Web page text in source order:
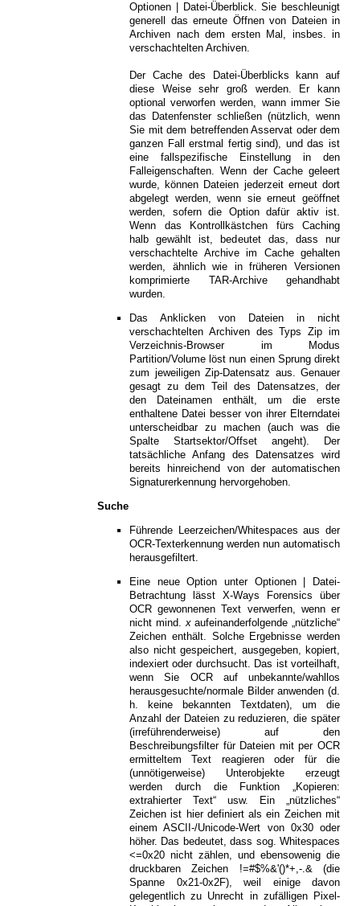
Optionen | Datei-Überblick. Sie beschleunigt
generell das erneute Öffnen von Dateien in
Archiven nach dem ersten Mal, insbes. in
verschachtelten Archiven.
Der Cache des Datei-Überblicks kann auf
diese Weise sehr groß werden. Er kann
optional verworfen werden, wann immer Sie
das Datenfenster schließen (nützlich, wenn
Sie mit dem betreffenden Asservat oder dem
ganzen Fall erstmal fertig sind), und das ist
eine fallspezifische Einstellung in den
Falleigenschaften. Wenn der Cache geleert
wurde, können Dateien jederzeit erneut dort
abgelegt werden, wenn sie erneut geöffnet
werden, sofern die Option dafür aktiv ist.
Wenn das Kontrollkästchen fürs Caching
halb gewählt ist, bedeutet das, dass nur
verschachtelte Archive im Cache gehalten
werden, ähnlich wie in früheren Versionen
komprimierte TAR-Archive gehandhabt
wurden.
Das Anklicken von Dateien in nicht
verschachtelten Archiven des Typs Zip im
Verzeichnis-Browser im Modus
Partition/Volume löst nun einen Sprung direkt
zum jeweiligen Zip-Datensatz aus. Genauer
gesagt zu dem Teil des Datensatzes, der
den Dateinamen enthält, um die erste
enthaltene Datei besser von ihrer Elterndatei
unterscheidbar zu machen (auch was die
Spalte Startsektor/Offset angeht). Der
tatsächliche Anfang des Datensatzes wird
bereits hinreichend von der automatischen
Signaturerkennung hervorgehoben.
Suche
Führende Leerzeichen/Whitespaces aus der
OCR-Texterkennung werden nun automatisch
herausgefiltert.
Eine neue Option unter Optionen | Datei-
Betrachtung lässt X-Ways Forensics über
OCR gewonnenen Text verwerfen, wenn er
nicht mind.xaufeinanderfolgende „nützliche“
Zeichen enthält. Solche Ergebnisse werden
also nicht gespeichert, ausgegeben, kopiert,
indexiert oder durchsucht. Das ist vorteilhaft,
wenn Sie OCR auf unbekannte/wahllos
herausgesuchte/normale Bilder anwenden (d.
h. keine bekannten Textdaten), um die
Anzahl der Dateien zu reduzieren, die später
(irreführenderweise) auf den
Beschreibungsfilter für Dateien mit per OCR
ermitteltem Text reagieren oder für die
(unnötigerweise) Unterobjekte erzeugt
werden durch die Funktion „Kopieren:
extrahierter Text“ usw. Ein „nützliches“
Zeichen ist hier definiert als ein Zeichen mit
einem ASCII-/Unicode-Wert von 0x30 oder
höher. Das bedeutet, dass sog. Whitespaces
<=0x20 nicht zählen, und ebensowenig die
druckbaren Zeichen !=#$%&'()*+,-.& (die
Spanne 0x21-0x2F), weil einige davon
gelegentlich zu Unrecht in zufälligen Pixel-